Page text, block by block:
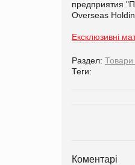
предприятия
Overseas
Ексклюзивні
Раздел: Товари
Теги:
Коментарі